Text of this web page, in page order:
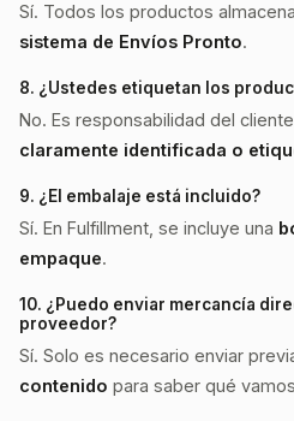
Sí. Todos los productos
sistema de Envíos Pronto.
8. ¿Ustedes etiquetan los
No. Es responsabilidad del
claramente identificada o
9. ¿El embalaje está incluido?
Sí. En Fulfillment, se incluye una
empaque.
10. ¿Puedo enviar mercancía
proveedor?
Sí. Solo es necesario enviar
contenido para saber qué